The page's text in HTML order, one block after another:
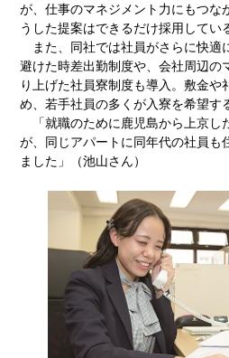
が、仕事のマネジメント力にもつな
うした提案はできるだけ採用してい
また、同社では社員がさらに快適
避けた時差出勤制度や、会社周辺の
り上げた社員寮制度も導入。敷金や
め、若手社員の多くが入寮を希望す
「就職のために鹿児島から上京し
が、同じアパートに同年代の社員も
ました」（池山さん）